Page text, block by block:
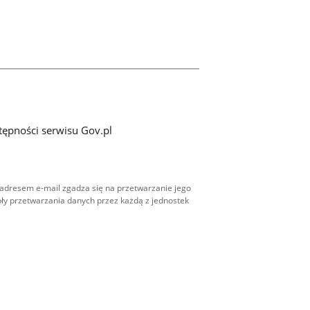
serwisu Gov.pl
e-mail zgadza się na przetwarzanie jego
przetwarzania danych przez każdą z jednostek